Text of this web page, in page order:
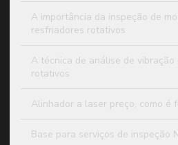
A importância da inspeção de
resfriadores rotativos
A técnica de análise de vibração
rotativos
Alinhador a laser preço, como é
Base para serviços de inspeção